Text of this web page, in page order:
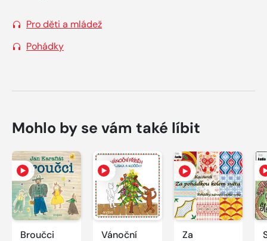
Pro děti a mládež
Pohádky
Mohlo by se vám také líbit
Broučci
Vánoční
Za